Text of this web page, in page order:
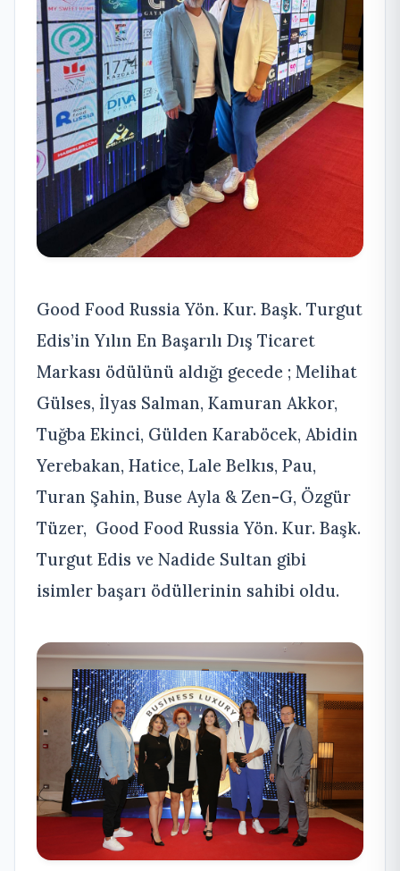
Good Food Russia Yön. Kur. Başk. Turgut
Edis’in Yılın En Başarılı Dış Ticaret
Markası ödülünü aldığı gecede ; Melihat
Gülses, İlyas Salman, Kamuran Akkor,
Tuğba Ekinci, Gülden Karaböcek, Abidin
Yerebakan, Hatice, Lale Belkıs, Pau,
Turan Şahin, Buse Ayla & Zen-G, Özgür
Tüzer, Good Food Russia Yön. Kur. Başk.
Turgut Edis ve Nadide Sultan gibi
isimler başarı ödüllerinin sahibi oldu.